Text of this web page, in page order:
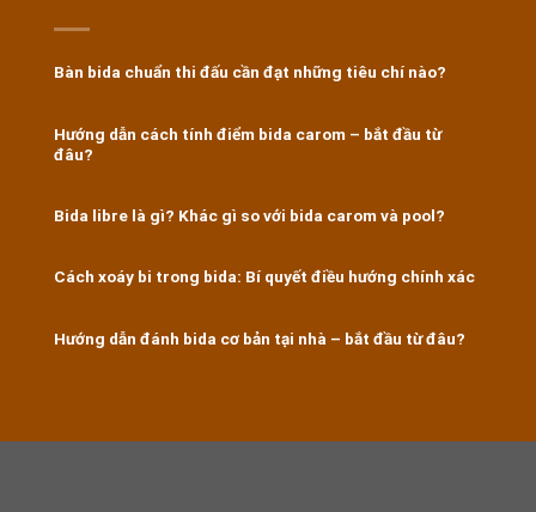
Bàn bida chuẩn thi đấu cần đạt những tiêu chí nào?
Hướng dẫn cách tính điểm bida carom – bắt đầu từ
đâu?
Bida libre là gì? Khác gì so với bida carom và pool?
Cách xoáy bi trong bida: Bí quyết điều hướng chính xác
Hướng dẫn đánh bida cơ bản tại nhà – bắt đầu từ đâu?